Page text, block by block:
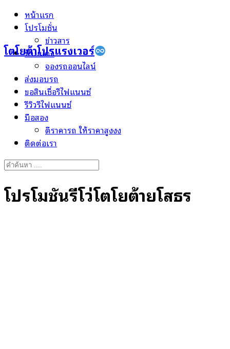
Skip
โตโยต้าโปรแรงเวอร์
หน้าแรก
โปรโมชั่น
ข่าวสาร
ป้ายแดง
จองรถออนไลน์
ส่งมอบรถ
ขอสินเชื่อรีไฟแนนซ์
รีวิวรีไฟแนนซ์
มือสอง
ตีราคารถ ให้ราคาสูงงง
ติดต่อเรา
Search
โปรโมชั่นรีโว่โตโยต้ายโสธร